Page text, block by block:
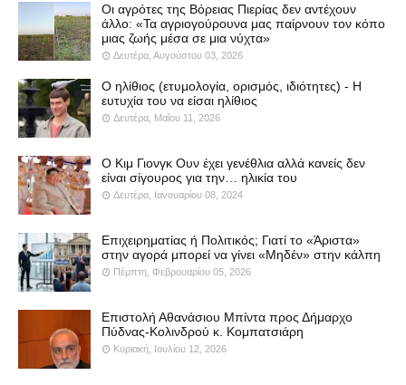
Οι αγρότες της Βόρειας Πιερίας δεν αντέχουν
άλλο: «Τα αγριογούρουνα μας παίρνουν τον κόπο
μιας ζωής μέσα σε μια νύχτα»
Δευτέρα, Αυγούστου 03, 2026
Ο ηλίθιος (ετυμολογία, ορισμός, ιδιότητες) - Η
ευτυχία του να είσαι ηλίθιος
Δευτέρα, Μαΐου 11, 2026
Ο Κιμ Γιονγκ Ουν έχει γενέθλια αλλά κανείς δεν
είναι σίγουρος για την… ηλικία του
Δευτέρα, Ιανουαρίου 08, 2024
Επιχειρηματίας ή Πολιτικός; Γιατί το «Άριστα»
στην αγορά μπορεί να γίνει «Μηδέν» στην κάλπη
Πέμπτη, Φεβρουαρίου 05, 2026
Επιστολή Αθανάσιου Μπίντα προς Δήμαρχο
Πύδνας-Κολινδρού κ. Κομπατσιάρη
Κυριακή, Ιουλίου 12, 2026